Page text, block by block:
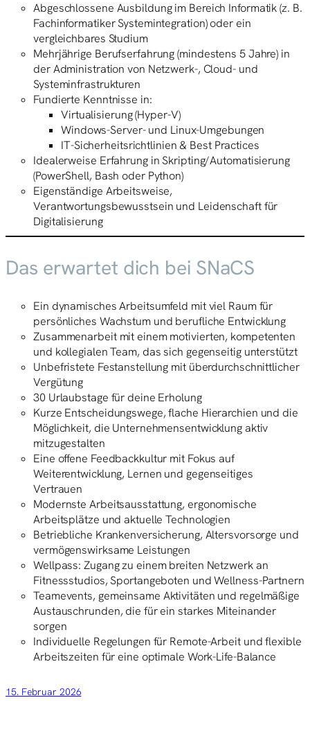
Abgeschlossene Ausbildung im Bereich Informatik (z. B.
Fachinformatiker Systemintegration) oder ein
vergleichbares Studium
Mehrjährige Berufserfahrung (mindestens 5 Jahre) in
der Administration von Netzwerk-, Cloud- und
Systeminfrastrukturen
Fundierte Kenntnisse in:
Virtualisierung (Hyper-V)
Windows-Server- und Linux-Umgebungen
IT-Sicherheitsrichtlinien & Best Practices
Idealerweise Erfahrung in Skripting/Automatisierung
(PowerShell, Bash oder Python)
Eigenständige Arbeitsweise,
Verantwortungsbewusstsein und Leidenschaft für
Digitalisierung
Das erwartet dich bei SNaCS
Ein dynamisches Arbeitsumfeld mit viel Raum für
persönliches Wachstum und berufliche Entwicklung
Zusammenarbeit mit einem motivierten, kompetenten
und kollegialen Team, das sich gegenseitig unterstützt
Unbefristete Festanstellung mit überdurchschnittlicher
Vergütung
30 Urlaubstage für deine Erholung
Kurze Entscheidungswege, flache Hierarchien und die
Möglichkeit, die Unternehmensentwicklung aktiv
mitzugestalten
Eine offene Feedbackkultur mit Fokus auf
Weiterentwicklung, Lernen und gegenseitiges
Vertrauen
Modernste Arbeitsausstattung, ergonomische
Arbeitsplätze und aktuelle Technologien
Betriebliche Krankenversicherung, Altersvorsorge und
vermögenswirksame Leistungen
Wellpass: Zugang zu einem breiten Netzwerk an
Fitnessstudios, Sportangeboten und Wellness-Partnern
Teamevents, gemeinsame Aktivitäten und regelmäßige
Austauschrunden, die für ein starkes Miteinander
sorgen
Individuelle Regelungen für Remote-Arbeit und flexible
Arbeitszeiten für eine optimale Work-Life-Balance
15. Februar 2026